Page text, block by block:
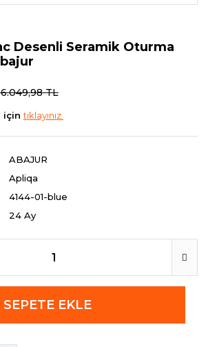
Desenli Seramik Oturma
TL
içintıklayınız.
ABAJUR
Apliqa
4144-01-blue
24 Ay
SEPETE EKLE